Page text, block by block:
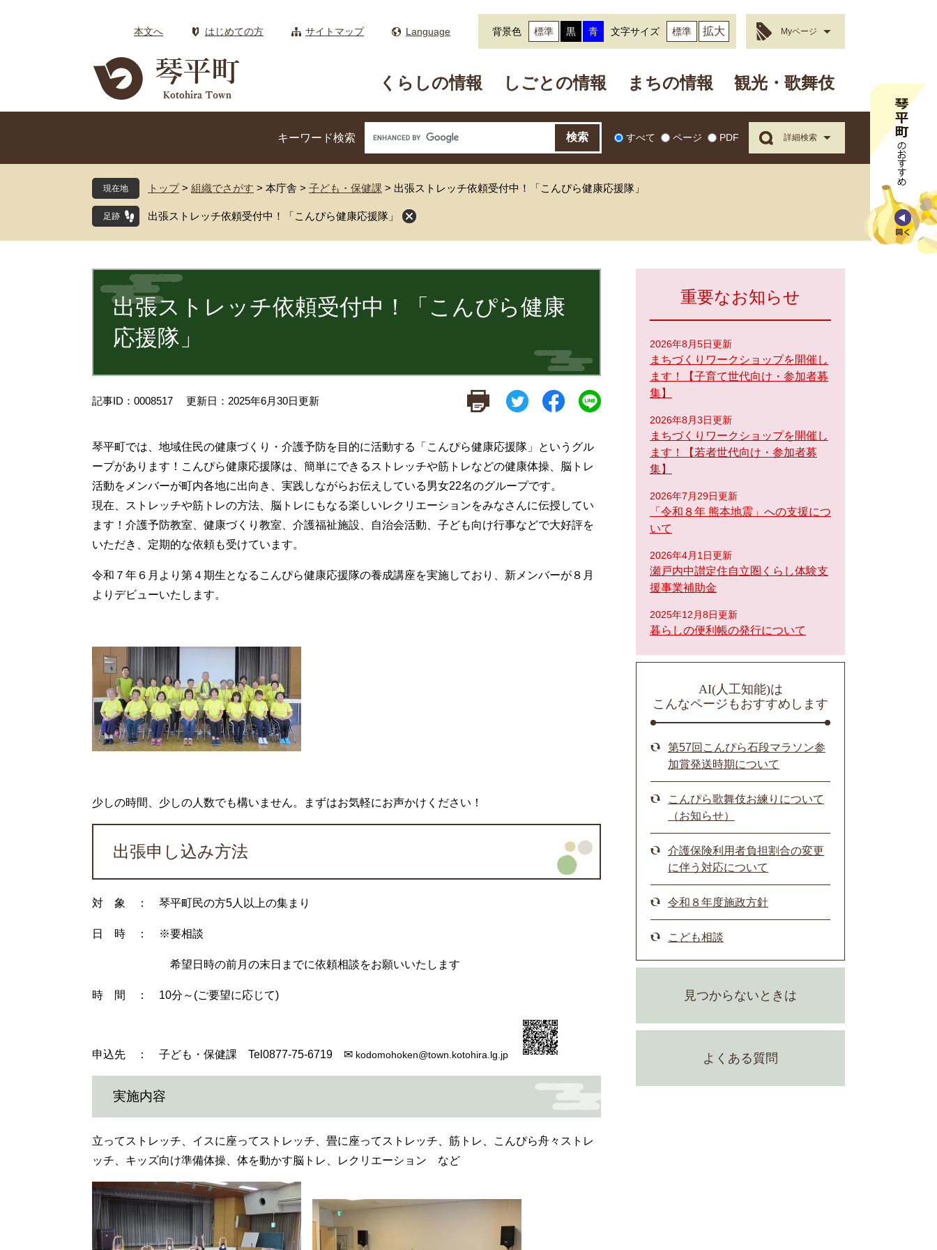
本文へ はじめての方 サイトマップ Language 背景色 標準 黒 青 文字サイズ 標準 拡大 Myページ
くらしの情報 しごとの情報 まちの情報 観光・歌舞伎
キーワード検索 すべて ページ PDF 詳細検索
現在地 トップ > 組織でさがす > 本庁舎 > 子ども・保健課 > 出張ストレッチ依頼受付中！「こんぴら健康応援隊」
出張ストレッチ依頼受付中！「こんぴら健康応援隊」
文
出張ストレッチ依頼受付中！「こんぴら健康
応援隊」
記事ID：0008517 更新日：2025年6月30日更新
琴平町では、地域住民の健康づくり・介護予防を目的に活動する「こんぴら健康応援隊」というグル
ープがあります！こんぴら健康応援隊は、簡単にできるストレッチや筋トレなどの健康体操、脳トレ
活動をメンバーが町内各地に出向き、実践しながらお伝えしている男女22名のグループです。
現在、ストレッチや筋トレの方法、脳トレにもなる楽しいレクリエーションをみなさんに伝授してい
ます！介護予防教室、健康づくり教室、介護福祉施設、自治会活動、子ども向け行事などで大好評を
いただき、定期的な依頼も受けています。
令和７年６月より第４期生となるこんぴら健康応援隊の養成講座を実施しており、新メンバーが８月
よりデビューいたします。
少しの時間、少しの人数でも構いません。まずはお気軽にお声かけください！​
出張申し込み方法
対 象 ： 琴平町民の方5人以上の集まり
日 時 ： ※要相談
希望日時の前月の末日までに依頼相談をお願いいたします
時 間 ： 10分～(ご要望に応じて)
申込先 ： 子ども・保健課 Tel0877-75-6719 ✉ kodomohoken@town.kotohira.lg.jp
実施内容
立ってストレッチ、イスに座ってストレッチ、畳に座ってストレッチ、筋トレ、こんぴら舟々ストレ
ッチ、キッズ向け準備体操、体を動かす脳トレ、レクリエーション など
重要なお知らせ
2026年8月5日更新
まちづくりワークショップを開催し
ます！【子育て世代向け・参加者募
集】
2026年8月3日更新
まちづくりワークショップを開催し
ます！【若者世代向け・参加者募
集】
2026年7月29日更新
「令和８年 熊本地震」への支援につ
いて
2026年4月1日更新
瀬戸内中讃定住自立圏くらし体験支
援事業補助金
2025年12月8日更新
暮らしの便利帳の発行について
AI(人工知能)は
こんなページもおすすめします
第57回こんぴら石段マラソン参
加賞発送時期について
こんぴら歌舞伎お練りについて
（お知らせ）
介護保険利用者負担割合の変更
に伴う対応について
令和８年度施政方針
こども相談
見つからないときは
よくある質問